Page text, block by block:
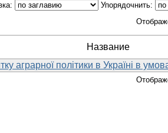
Упорядочнить:
Название
аграрної політики в Україні в